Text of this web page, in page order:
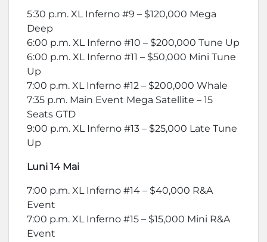
5:30 p.m. XL Inferno #9 – $120,000 Mega
Deep
6:00 p.m. XL Inferno #10 – $200,000 Tune Up
6:00 p.m. XL Inferno #11 – $50,000 Mini Tune
Up
7:00 p.m. XL Inferno #12 – $200,000 Whale
7:35 p.m. Main Event Mega Satellite – 15
Seats GTD
9:00 p.m. XL Inferno #13 – $25,000 Late Tune
Up
Luni 14 Mai
7:00 p.m. XL Inferno #14 – $40,000 R&A
Event
7:00 p.m. XL Inferno #15 – $15,000 Mini R&A
Event